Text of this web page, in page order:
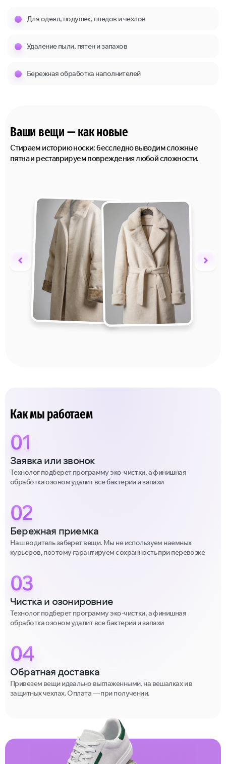
Для одеял, подушек, пледов и чехлов
Удаление пыли, пятен и запахов
Бережная обработка наполнителей
Ваши вещи — как новые
Стираем историю носки: бесследно выводим сложные
пятна и реставрируем повреждения любой сложности.
Как мы работаем
01
Заявка или звонок
Технолог подберет программу эко-чистки, а финишная
обработка озоном удалит все бактерии и запахи
02
Бережная приемка
Наш водитель заберет вещи. Мы не используем наемных
курьеров, поэтому гарантируем сохранность при перевозке
03
Чистка и озонировние
Технолог подберет программу эко-чистки, а финишная
обработка озоном удалит все бактерии и запахи
04
Обратная доставка
Привезем вещи идеально выглаженными, на вешалках и в
защитных чехлах. Оплата — при получении.